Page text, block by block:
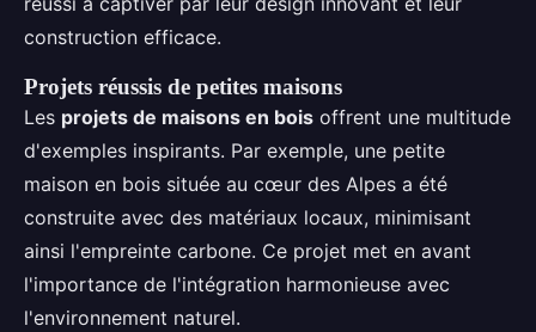
construction efficace.
Projets réussis de petites maisons
Les projets de maisons en bois offrent une multitude
d'exemples inspirants. Par exemple, une petite
maison en bois située au cœur des Alpes a été
construite avec des matériaux locaux, minimisant
ainsi l'empreinte carbone. Ce projet met en avant
l'importance de l'intégration harmonieuse avec
l'environnement naturel.